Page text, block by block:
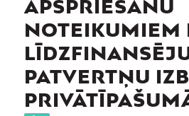
APSPRIEŠANU
NOTEIKUMIEM
PATVERTŅU